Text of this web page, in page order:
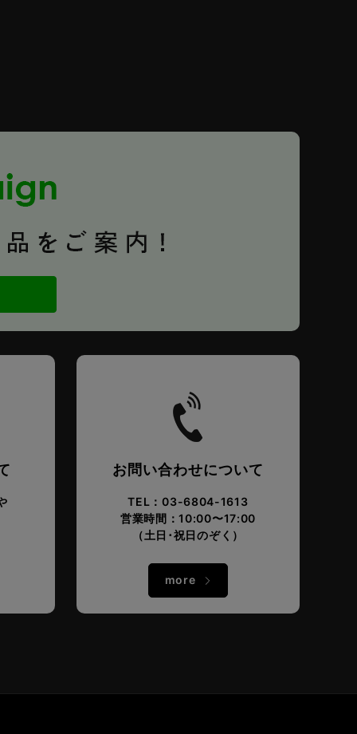
お問い合わせについて
TEL：03-6804-1613
営業時間：10:00〜17:00
（土日･祝日のぞく）
more